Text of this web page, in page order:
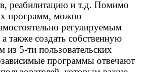
реабилитацию и т.д. Помимо
программ, можно
регулируемым
создать собственную
5-ти пользовательских
программы отвечают